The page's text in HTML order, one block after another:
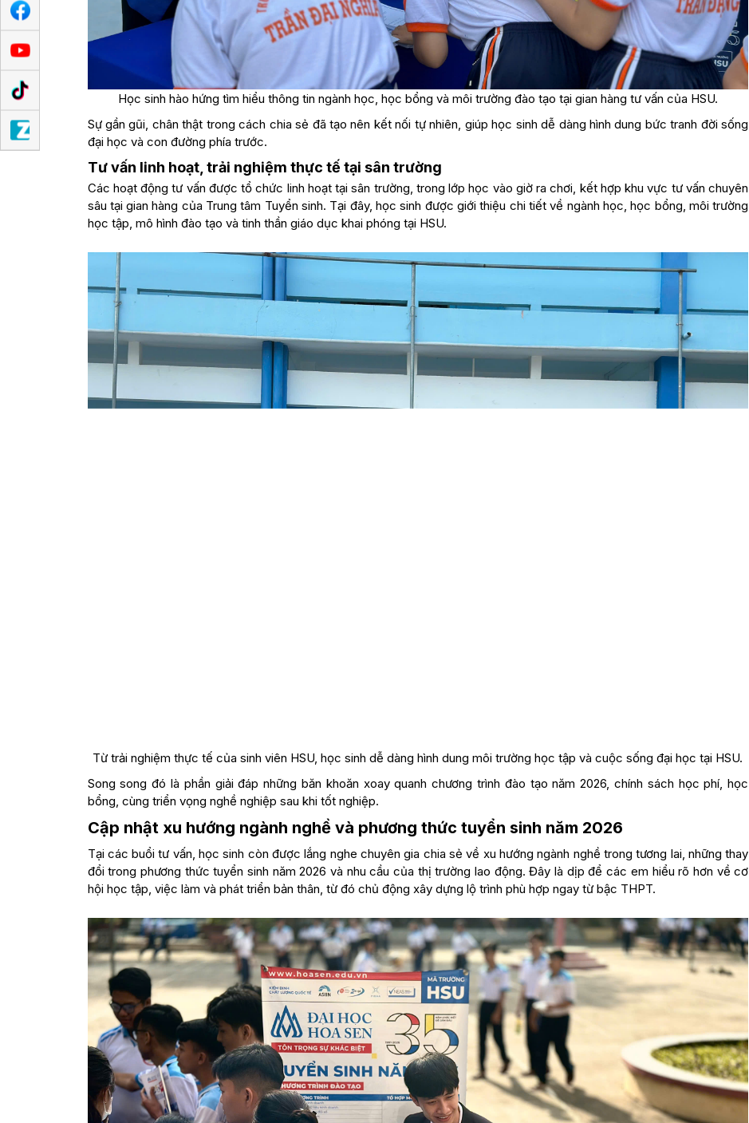
Học sinh hào hứng tìm hiểu thông tin ngành học, học bổng và môi trường đào tạo tại gian hàng tư vấn của HSU.
Sự gần gũi, chân thật trong cách chia sẻ đã tạo nên kết nối tự nhiên, giúp học sinh dễ dàng hình dung bức tranh đời sống
đại học và con đường phía trước.
Tư vấn linh hoạt, trải nghiệm thực tế tại sân trường
Các hoạt động tư vấn được tổ chức linh hoạt tại sân trường, trong lớp học vào giờ ra chơi, kết hợp khu vực tư vấn chuyên
sâu tại gian hàng của Trung tâm Tuyển sinh. Tại đây, học sinh được giới thiệu chi tiết về ngành học, học bổng, môi trường
học tập, mô hình đào tạo và tinh thần giáo dục khai phóng tại HSU.
Từ trải nghiệm thực tế của sinh viên HSU, học sinh dễ dàng hình dung môi trường học tập và cuộc sống đại học tại HSU.
Song song đó là phần giải đáp những băn khoăn xoay quanh chương trình đào tạo năm 2026, chính sách học phí, học
bổng, cùng triển vọng nghề nghiệp sau khi tốt nghiệp.
Cập nhật xu hướng ngành nghề và phương thức tuyển sinh năm 2026
Tại các buổi tư vấn, học sinh còn được lắng nghe chuyên gia chia sẻ về xu hướng ngành nghề trong tương lai, những thay
đổi trong phương thức tuyển sinh năm 2026 và nhu cầu của thị trường lao động. Đây là dịp để các em hiểu rõ hơn về cơ
hội học tập, việc làm và phát triển bản thân, từ đó chủ động xây dựng lộ trình phù hợp ngay từ bậc THPT.